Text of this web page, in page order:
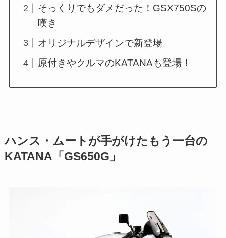
そっくりでもダメだった！GSX750Sの
嘆き
オリジナルデザインで新登場
原付きやクルマのKATANAも登場！
ハンス・ムートが手がけたもう一台の
KATANA「GS650G」